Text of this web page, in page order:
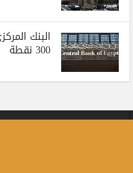
البنك
300 نقطة